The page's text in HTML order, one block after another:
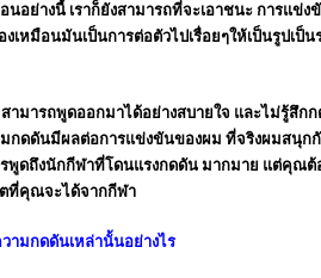
อย่างนี้ เราก็ยังสามารถที่จะเอาชนะ การแข่
หมือนมันเป็นการต่อตัวไปเรื่อยๆให้เป็นรูปเป็
ามารถพูดออกมาได้อย่างสบายใจ และไม่รู้สึก
กดดันมีผลต่อการแข่งขันของผม ที่จริงผมสนุ
พูดถึงนักกีฬาที่โดนแรงกดดัน มากมาย แต่คุณต้
ที่คุณจะได้จากกีฬา
ามกดดันเหล่านั้นอย่างไร